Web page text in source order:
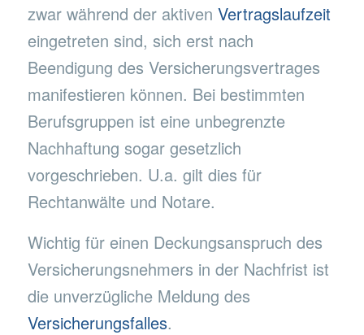
zwar während der aktiven Vertragslaufzeit
eingetreten sind, sich erst nach
Beendigung des Versicherungsvertrages
manifestieren können. Bei bestimmten
Berufsgruppen ist eine unbegrenzte
Nachhaftung sogar gesetzlich
vorgeschrieben. U.a. gilt dies für
Rechtanwälte und Notare.
Wichtig für einen Deckungsanspruch des
Versicherungsnehmers in der Nachfrist ist
die unverzügliche Meldung des
Versicherungsfalles.